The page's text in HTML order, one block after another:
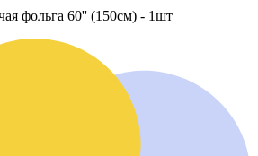
фольга 60'' (150см) - 1шт